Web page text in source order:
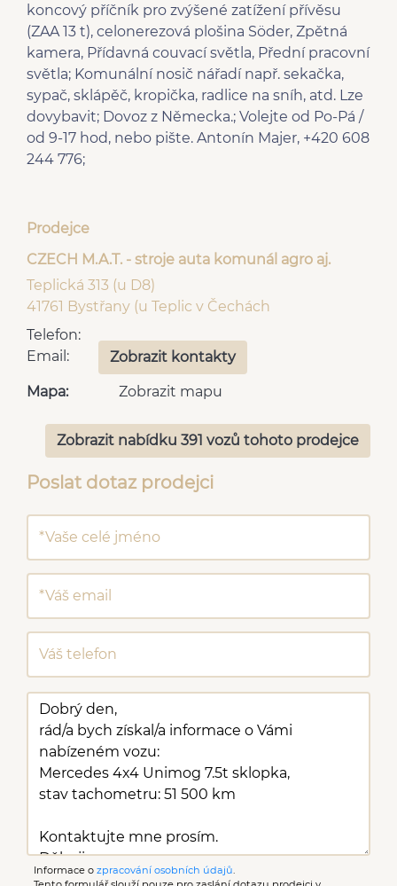
koncový příčník pro zvýšené zatížení přívěsu
(ZAA 13 t), celonerezová plošina Söder, Zpětná
kamera, Přídavná couvací světla, Přední pracovní
světla; Komunální nosič nářadí např. sekačka,
sypač, sklápěč, kropička, radlice na sníh, atd. Lze
dovybavit; Dovoz z Německa.; Volejte od Po-Pá /
od 9-17 hod, nebo pište. Antonín Majer, +420 608
244 776;
Prodejce
CZECH M.A.T. - stroje auta komunál agro aj.
Teplická 313 (u D8)
41761 Bystřany (u Teplic v Čechách
Telefon:
Email:
Zobrazit kontakty
Mapa: Zobrazit mapu
Zobrazit nabídku 391 vozů tohoto prodejce
Poslat dotaz prodejci
Informace o zpracování osobních údajů